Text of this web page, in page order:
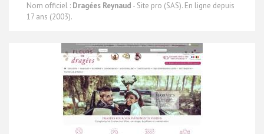
Nom officiel : Dragées Reynaud - Site pro (SAS). En ligne depuis
17 ans (2003).